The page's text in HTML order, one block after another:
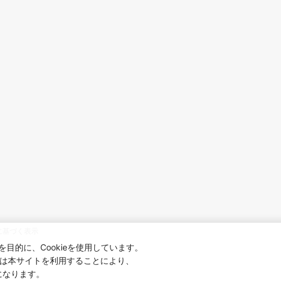
的に、Cookieを使用しています。
本サイトを利用することにより、
ります。